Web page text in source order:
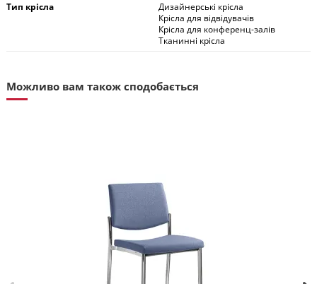
Тип крісла
Дизайнерські крісла
Крісла для відвідувачів
Крісла для конференц-залів
Тканинні крісла
Можливо вам також сподобається